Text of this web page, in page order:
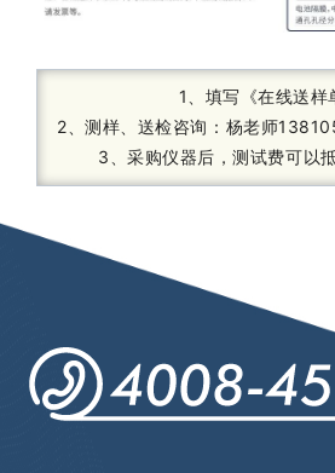
1、填写《在线送样
2、测样、送检咨询：杨老师
3、采购仪器后，测试费可以